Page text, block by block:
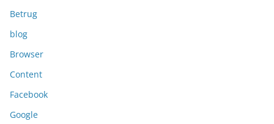
Betrug
blog
Browser
Content
Facebook
Google